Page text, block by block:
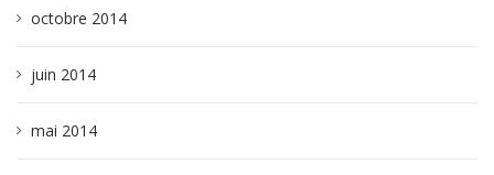
octobre 2014
juin 2014
mai 2014